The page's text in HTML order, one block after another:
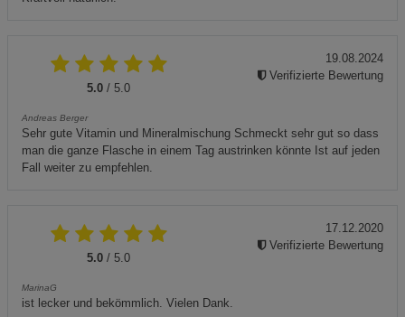
5.0 / 5.0
Andreas Berger
Sehr gute Vitamin und Mineralmischung Schmeckt sehr gut so dass
man die ganze Flasche in einem Tag austrinken könnte Ist auf jeden
Fall weiter zu empfehlen.
19.08.2024
Verifizierte Bewertung
5.0 / 5.0
MarinaG
ist lecker und bekömmlich. Vielen Dank.
17.12.2020
Verifizierte Bewertung